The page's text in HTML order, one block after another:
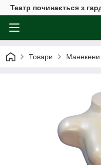
Театр починається з
Товари Манекени